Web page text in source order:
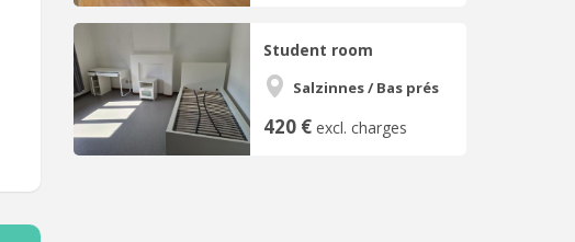
Student room
Salzinnes / Bas prés
420 € excl. charges